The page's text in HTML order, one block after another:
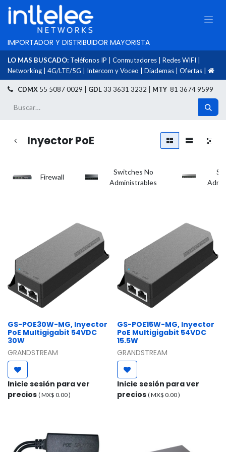
IMPORTADOR Y DISTRIBUIDOR MAYORISTA
LO MAS BUSCADO: Teléfonos IP Conmutadores Redes WIFI
Networking
4G/LTE/5G Intercom y Voceo Diademas Ofertas
CDMX 55 5087 0029 | GDL33 3631 3232 | MTY 81 3674 9599
Inyector PoE
Firewall
Switches No
Administrables
GS-POE30W-MG, Inyector
PoE Multigigabit 54VDC
30W
GRANDSTREAM
Inicie sesión para ver
precios ( MX$ 0.00)
GS-POE15W-MG, Inyector
PoE Multigigabit 54VDC
15.5W
GRANDSTREAM
Inicie sesión para ver
precios ( MX$ 0.00)